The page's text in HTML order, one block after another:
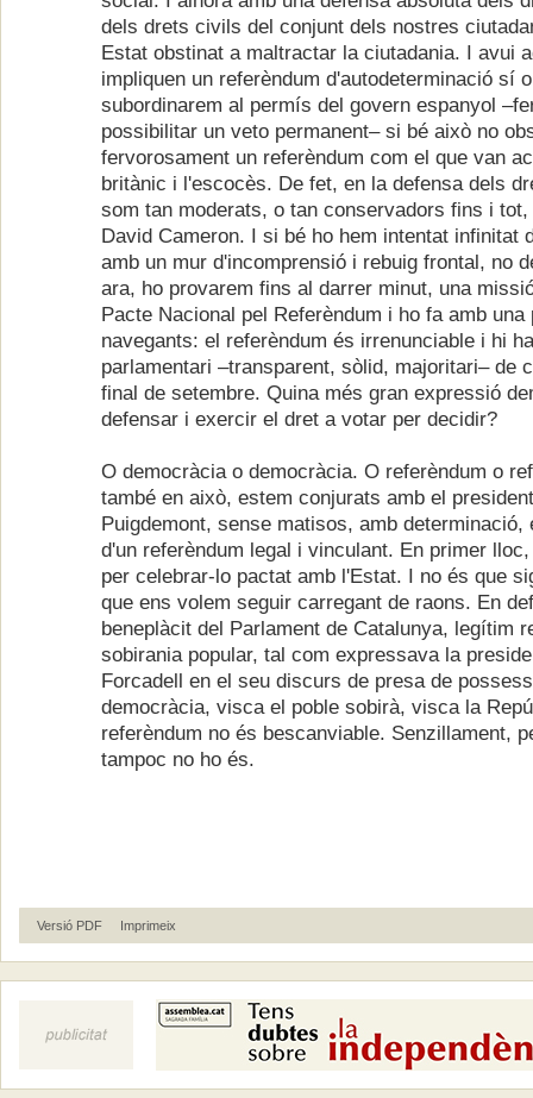
dels drets civils del conjunt dels nostres
Estat obstinat a maltractar la ciutadania. I avui
impliquen un referèndum d'autodeterminació sí
subordinarem al permís del govern espanyol
possibilitar un veto permanent– si bé això no
fervorosament un referèndum com el que van
britànic i l'escocès. De fet, en la defensa dels
som tan moderats, o tan conservadors fins i
David Cameron. I si bé ho hem intentat infinitat
amb un mur d'incomprensió i rebuig frontal, no
ara, ho provarem fins al darrer minut, una
Pacte Nacional pel Referèndum i ho fa amb
navegants: el referèndum és irrenunciable i hi
parlamentari –transparent, sòlid, majoritari– de
final de setembre. Quina més gran expressió
defensar i exercir el dret a votar per decidir?
O democràcia o democràcia. O referèndum o
també en això, estem conjurats amb el
Puigdemont, sense matisos, amb determinació,
d'un referèndum legal i vinculant. En primer
per celebrar-lo pactat amb l'Estat. I no és que
que ens volem seguir carregant de raons. En
beneplàcit del Parlament de Catalunya, legítim
sobirania popular, tal com expressava la
Forcadell en el seu discurs de presa de
democràcia, visca el poble sobirà, visca la
referèndum no és bescanviable. Senzillament,
tampoc no ho és.
Versió PDF Imprimeix